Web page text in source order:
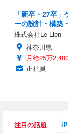
「新卒・27卒
ーの設計・構築
株式会社Le Lien
神奈川県
月給25万
正社員
注目の話題